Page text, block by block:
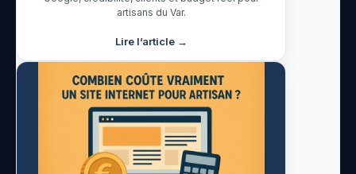
artisans du Var.
Lire l’article →